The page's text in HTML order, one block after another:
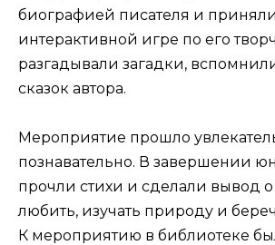
биографией писателя и
интерактивной игре по его
разгадывали загадки,
сказок автора.
Мероприятие прошло
познавательно. В завершении
прочли стихи и сделали вывод о
любить, изучать природу и
К мероприятию в библиотеке